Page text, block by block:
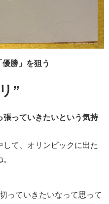
勝」を狙う
”
っていきたいという気持
て、オリンピックに出た
っていきたいなって思って